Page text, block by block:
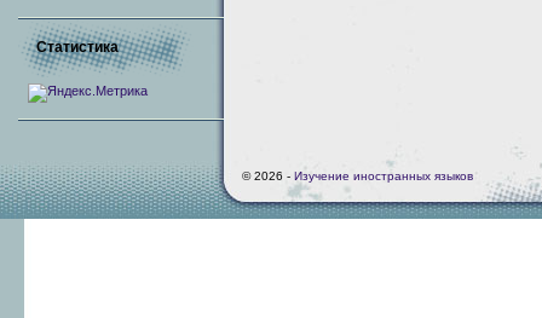
Статистика
© 2026 - Изучение иностранных языков